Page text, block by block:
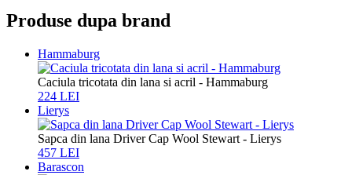
Produse dupa brand
Hammaburg
Caciula tricotata din lana si acril - Hammaburg
224 LEI
Lierys
Sapca din lana Driver Cap Wool Stewart - Lierys
457 LEI
Barascon